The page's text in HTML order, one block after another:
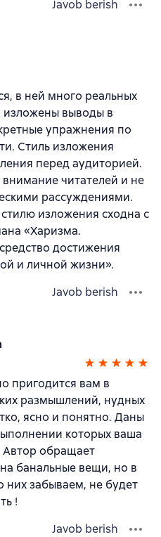
Javob berish
в ней много реальных
выводы в
упражнения по
Стиль изложения
перед аудиторией.
читателей и не
рассуждениями.
изложения сходна с
«Харизма.
достижения
и личной жизни».
Javob berish
пригодится вам в
размышлений, нудных
ясно и понятно. Даны
которых ваша
Автор обращает
банальные вещи, но в
забываем, не будет
!
Javob berish